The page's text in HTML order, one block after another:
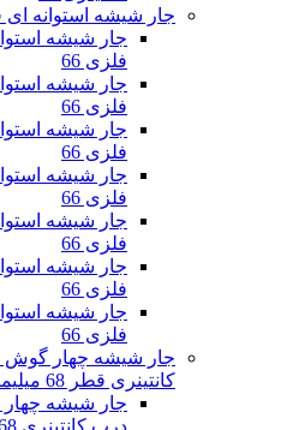
جار شیشه استوانه ای قطر 7 با درب
فلزی 66
فلزی 66
فلزی 66
فلزی 66
فلزی 66
فلزی 66
فلزی 66
کانتینری قطر 68 میلیمتر
درب کانتینری 68